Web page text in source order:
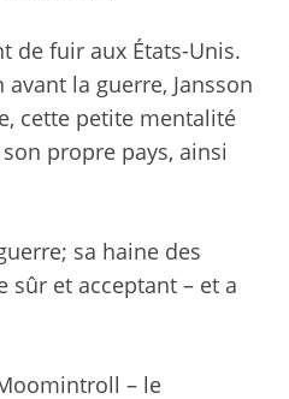
de fuir aux États-Unis.
la guerre, Jansson
cette petite mentalité
propre pays, ainsi
sa haine des
et acceptant – et a
– le